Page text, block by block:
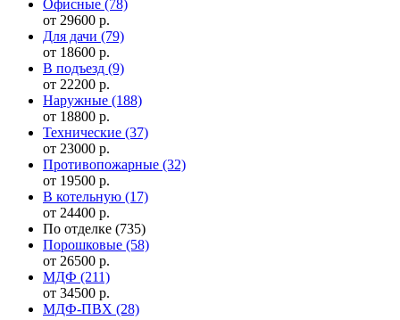
Офисные (78)
от 29600 р.
Для дачи (79)
от 18600 р.
В подъезд (9)
от 22200 р.
Наружные (188)
от 18800 р.
Технические (37)
от 23000 р.
Противопожарные (32)
от 19500 р.
В котельную (17)
от 24400 р.
По отделке (735)
Порошковые (58)
от 26500 р.
МДФ (211)
от 34500 р.
МДФ-ПВХ (28)